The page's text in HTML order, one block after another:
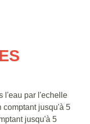
l'eau par l'echelle
comptant jusqu'à 5
jusqu'à 5